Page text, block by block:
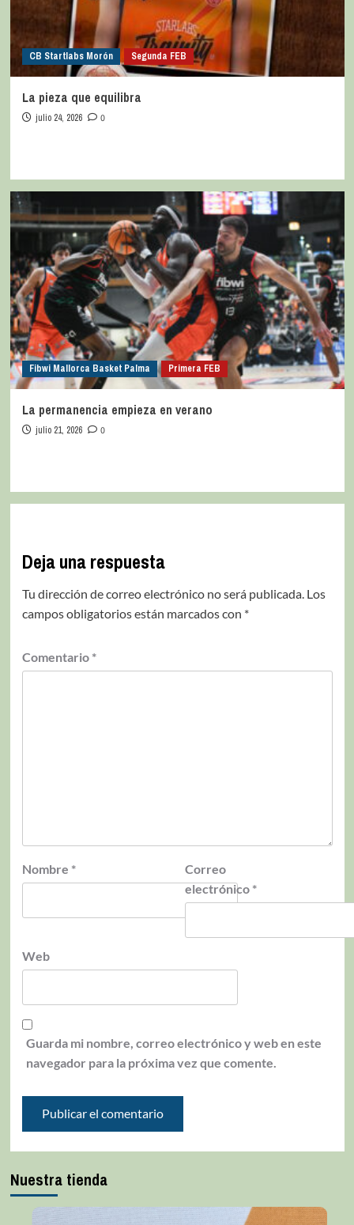
CB Startlabs Morón Segunda FEB
La pieza que equilibra
julio 24, 2026 0
Fibwi Mallorca Basket Palma Primera FEB
La permanencia empieza en verano
julio 21, 2026 0
Deja una respuesta
Tu dirección de correo electrónico no será publicada. Los
campos obligatorios están marcados con *
Comentario *
Nombre *
Correo
electrónico *
Web
Guarda mi nombre, correo electrónico y web en este
navegador para la próxima vez que comente.
Nuestra tienda